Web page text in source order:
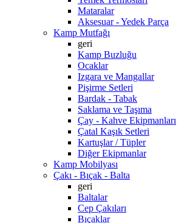
Mataralar
Aksesuar - Yedek Parça
Kamp Mutfağı
geri
Kamp Buzluğu
Ocaklar
Izgara ve Mangallar
Pişirme Setleri
Bardak - Tabak
Saklama ve Taşıma
Çay - Kahve Ekipmanları
Çatal Kaşık Setleri
Kartuşlar / Tüpler
Diğer Ekipmanlar
Kamp Mobilyası
Çakı - Bıçak - Balta
geri
Baltalar
Cep Çakıları
Bıçaklar